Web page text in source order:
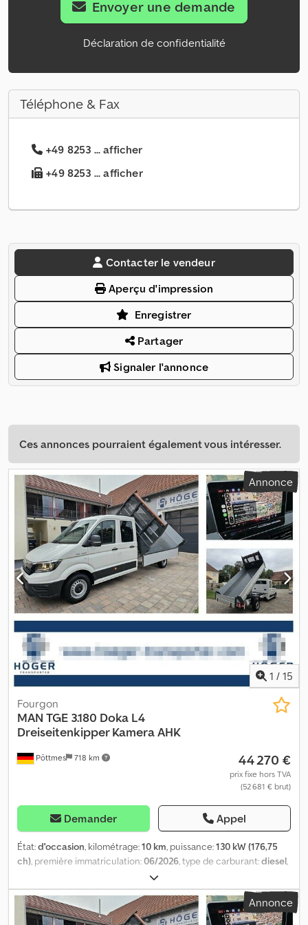
Envoyer une demande
Déclaration de confidentialité
Téléphone & Fax
+49 8253 ... afficher
+49 8253 ... afficher
Contacter le vendeur
Aperçu d'impression
Enregistrer
Partager
Signaler l'annonce
Ces annonces pourraient également vous intéresser.
Annonce
1 / 15
Pöttmes 718 km
Fourgon
MAN TGE 3.180 Doka L4
Dreiseitenkipper Kamera AHK
44 270 €
prix fixe hors TVA
(52 681 € brut)
Demander Appel
État:d'occasion, kilométrage:10 km, puissance:130 kW (176,75
ch) , première immatriculation:06/2026 , type de carburant:diesel
, poids maximal de charge:
total:3 500 kg, dimension des pneus:205/75 R16C, configuration
d'essieux:4x2, empattement:4 490 mm, prochaine inspection
(TÜV):06/2028, Émissions de CO₂:265 g/km
, consommation de
Annonce